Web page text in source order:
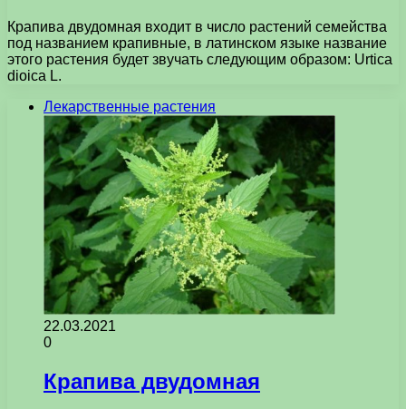
Крапива двудомная входит в число растений семейства
под названием крапивные, в латинском языке название
этого растения будет звучать следующим образом: Urtica
dioica L.
Лекарственные растения
22.03.2021
0
Крапива двудомная